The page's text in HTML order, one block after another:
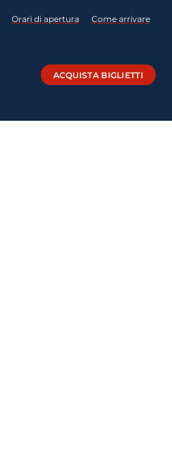
Orari di apertura Come arrivare
ACQUISTA BIGLIETTI